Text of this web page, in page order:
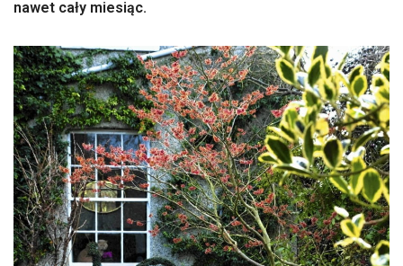
nawet cały miesiąc.